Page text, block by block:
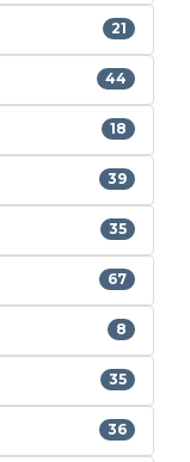
21
44
18
39
35
67
8
35
36